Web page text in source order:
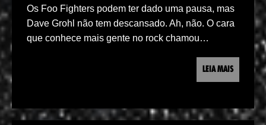
Os Foo Fighters podem ter dado uma pausa, mas
Dave Grohl não tem descansado. Ah, não. O cara
que conhece mais gente no rock chamou…
LEIA MAIS